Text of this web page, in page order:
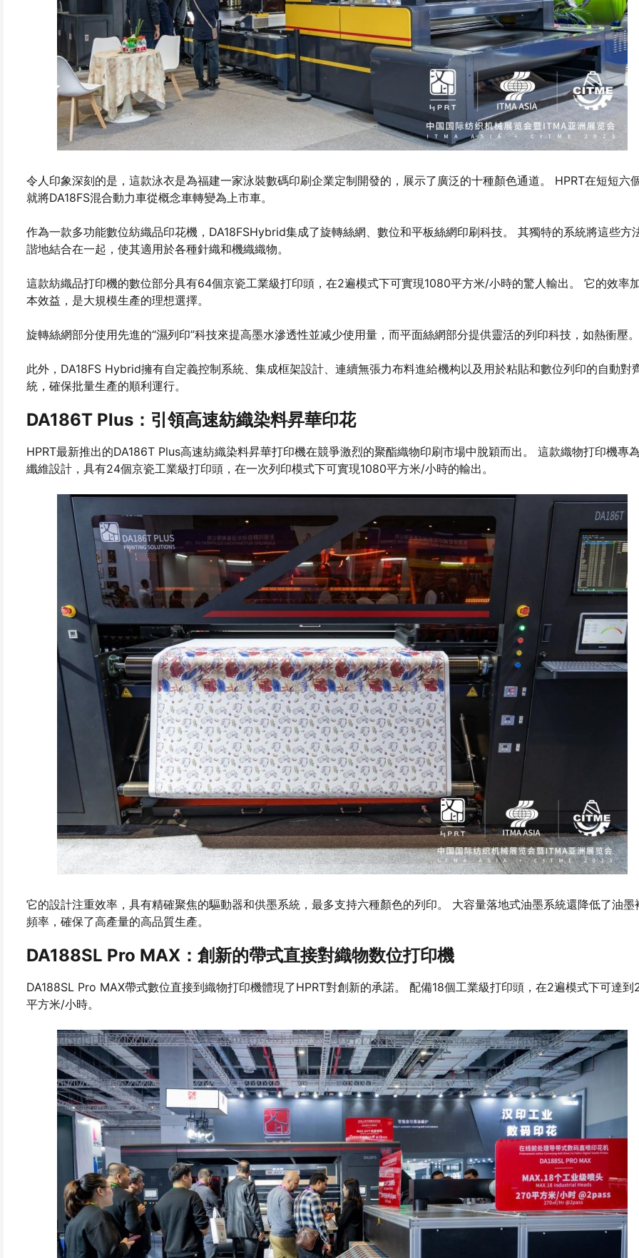
令人印象深刻的是，這款泳衣是為福建一家泳裝數碼印刷企業定制開發的，展示了廣泛的十種顏色通道。 HPRT在短短六
就將DA18FS混合動力車從概念車轉變為上市車。
作為一款多功能數位紡織品印花機，DA18FSHybrid集成了旋轉絲網、數位和平板絲網印刷科技。 其獨特的系統將這些方
諧地結合在一起，使其適用於各種針織和機織織物。
這款紡織品打印機的數位部分具有64個京瓷工業級打印頭，在2遍模式下可實現1080平方米/小時的驚人輸出。 它的效率
本效益，是大規模生產的理想選擇。
旋轉絲網部分使用先進的“濕列印”科技來提高墨水滲透性並减少使用量，而平面絲網部分提供靈活的列印科技，如熱衝壓。
此外，DA18FS Hybrid擁有自定義控制系統、集成框架設計、連續無張力布料進給機构以及用於粘貼和數位列印的自動對
統，確保批量生產的順利運行。
DA186T Plus：引領高速紡織染料昇華印花
HPRT最新推出的DA186T Plus高速紡織染料昇華打印機在競爭激烈的聚酯織物印刷市場中脫穎而出。 這款織物打印機專
纖維設計，具有24個京瓷工業級打印頭，在一次列印模式下可實現1080平方米/小時的輸出。
它的設計注重效率，具有精確聚焦的驅動器和供墨系統，最多支持六種顏色的列印。 大容量落地式油墨系統還降低了油墨
頻率，確保了高產量的高品質生產。
DA188SL Pro MAX：創新的帶式直接對織物数位打印機
DA188SL Pro MAX帶式數位直接到織物打印機體現了HPRT對創新的承諾。 配備18個工業級打印頭，在2遍模式下可達到
平方米/小時。